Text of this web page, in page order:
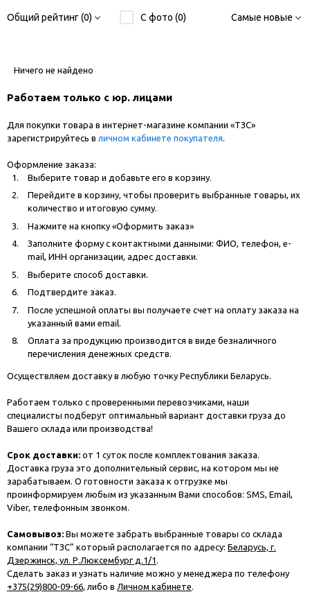
Общий рейтинг (0) С фото (0) Самые новые
Ничего не найдено
Работаем только с юр. лицами
Для покупки товара в интернет-магазине компании «ТЗС»
зарегистрируйтесь в личном кабинете покупателя
Оформление заказа:
Выберите товар и добавьте его в корзину.
Перейдите в корзину, чтобы проверить выбранные товары, их
количество и итоговую сумму.
Нажмите на кнопку «Оформить заказ»
Заполните форму с контактными данными: ФИО, телефон, e-
mail, ИНН организации, адрес доставки.
Выберите способ доставки.
Подтвердите заказ.
После успешной оплаты вы получаете счет на оплату заказа на
указанный вами email.
Оплата за продукцию производится в виде безналичного
перечисления денежных средств.
Осуществляем доставку в любую точку Республики Беларусь.
Работаем только с проверенными перевозчиками, наши
специалисты подберут оптимальный вариант доставки груза до
Вашего склада или производства!
Срок доставки: от 1 суток после комплектования заказа.
Доставка груза это дополнительный сервис, на котором мы не
зарабатываем. О готовности заказа к отгрузке мы
проинформируем любым из указанным Вами способов: SMS, Email,
Viber, телефонным звонком.
Самовывоз: Вы можете забрать выбранные товары со склада
компании “ТЗС” который располагается по адресу: Беларусь, г.
Дзержинск, ул. Р.Люксембург д.1/1 .
Сделать заказ и узнать наличие можно у менеджера по телефону
+375(29)800-09-66, либо в Личном кабинете.